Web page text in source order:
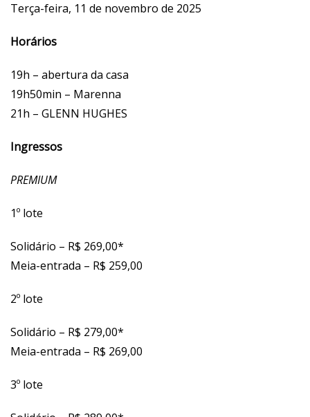
Terça-feira, 11 de novembro de 2025
Horários
19h – abertura da casa
19h50min – Marenna
21h – GLENN HUGHES
Ingressos
PREMIUM
1º lote
Solidário – R$ 269,00*
Meia-entrada – R$ 259,00
2º lote
Solidário – R$ 279,00*
Meia-entrada – R$ 269,00
3º lote